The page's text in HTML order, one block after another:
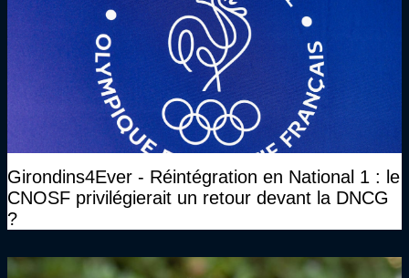
Girondins4Ever - Réintégration en National 1 : le
CNOSF privilégierait un retour devant la DNCG
?